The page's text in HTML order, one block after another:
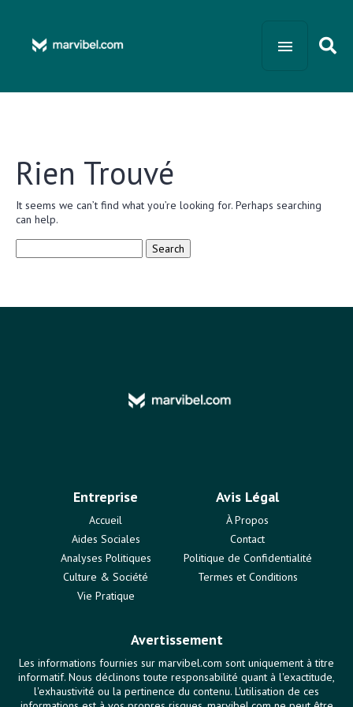
Rien Trouvé
It seems we can’t find what you’re looking for. Perhaps searching
can help.
Entreprise
Accueil
Aides Sociales
Analyses Politiques
Culture & Société
Vie Pratique
Avis Légal
À Propos
Contact
Politique de Confidentialité
Termes et Conditions
Avertissement
Les informations fournies sur marvibel.com sont uniquement à titre
informatif. Nous déclinons toute responsabilité quant à l'exactitude,
l'exhaustivité ou la pertinence du contenu. L'utilisation de ces